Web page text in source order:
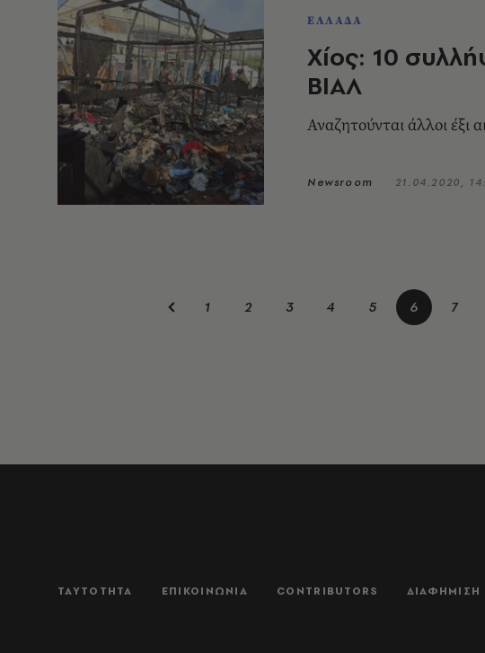
ΕΛΛΑΔΑ
Χίος: 10
ΒΙΑΛ
Αναζητούνται άλλοι έξι
Newsroom 21.04.2020,
1 2 3 4 5 6 7
ΤΑΥΤΟΤΗΤΑ ΕΠΙΚΟΙΝΩΝΙΑ CONTRIBUTORS ΔΙΑΦΗΜΙΣΗ